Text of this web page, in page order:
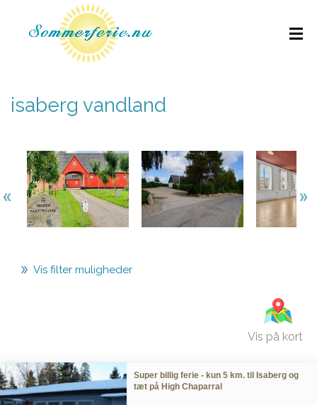
isaberg vandland
Vis filter muligheder
Vis på kort
Super billig ferie - kun 5 km. til Isaberg og
tæt på High Chaparral